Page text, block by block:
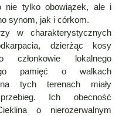
nie tylko obowiązek, ale i
synom, jak i córkom.
w charakterystycznych
dzierżąc kosy
lokalnego
pamięć o walkach
na tych terenach miały
Ich obecność
o nierozerwalnym